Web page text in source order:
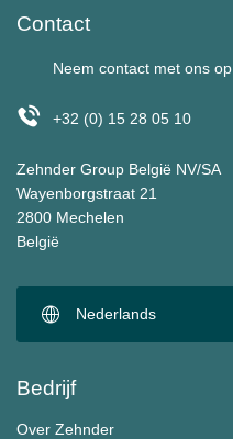
Contact
Neem contact met ons op
+32 (0) 15 28 05 10
Zehnder Group België NV/SA
Wayenborgstraat 21
2800 Mechelen
België
Nederlands
Bedrijf
Over Zehnder